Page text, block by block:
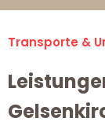
Transporte &